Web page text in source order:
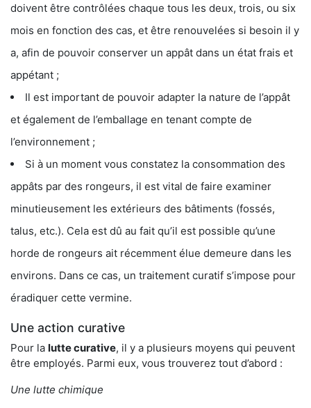
doivent être contrôlées chaque tous les deux, trois, ou six
mois en fonction des cas, et être renouvelées si besoin il y
a, afin de pouvoir conserver un appât dans un état frais et
appétant ;
Il est important de pouvoir adapter la nature de l’appât
et également de l’emballage en tenant compte de
l’environnement ;
Si à un moment vous constatez la consommation des
appâts par des rongeurs, il est vital de faire examiner
minutieusement les extérieurs des bâtiments (fossés,
talus, etc.). Cela est dû au fait qu’il est possible qu’une
horde de rongeurs ait récemment élue demeure dans les
environs. Dans ce cas, un traitement curatif s’impose pour
éradiquer cette vermine.
Une action curative
Pour la lutte curative, il y a plusieurs moyens qui peuvent
être employés. Parmi eux, vous trouverez tout d’abord :
Une lutte chimique